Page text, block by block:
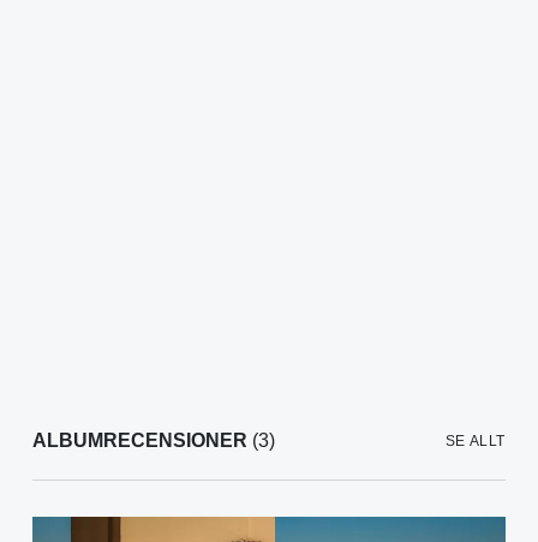
ALBUMRECENSIONER (3) SE ALLT